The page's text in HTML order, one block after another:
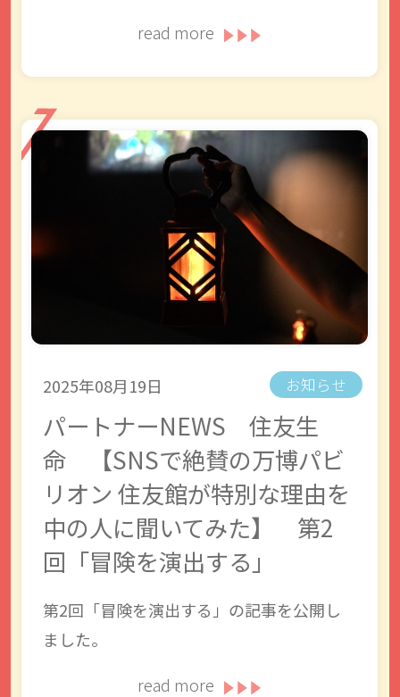
read more
2025年08月19日 お知らせ
パートナーNEWS 住友生
命 【SNSで絶賛の万博パビ
リオン 住友館が特別な理由を
中の人に聞いてみた】 第2
回「冒険を演出する」
第2回「冒険を演出する」の記事を公開し
ました。
read more